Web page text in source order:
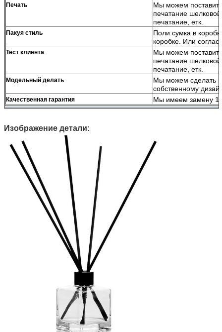
Печать
Мы можем
печатание
печатание, етк.
Пакуя стиль
Поли сумка в
коробке. Или
Тест клиента
Мы можем
печатание
печатание, етк.
Модельный делать
Мы можем сделать
собственному
Качественная гарантия Мы имеем замену
Изображение детали: